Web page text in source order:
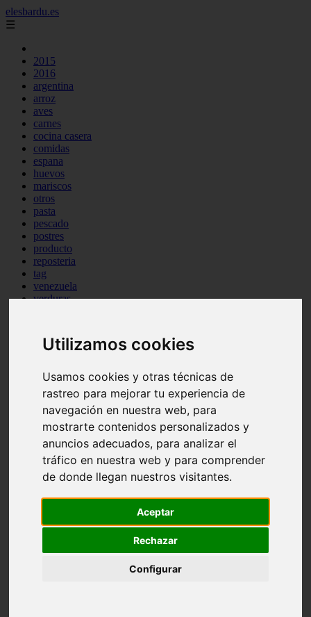
Utilizamos cookies
Usamos cookies y otras técnicas de
rastreo para mejorar tu experiencia de
navegación en nuestra web, para
mostrarte contenidos personalizados y
anuncios adecuados, para analizar el
tráfico en nuestra web y para comprender
de donde llegan nuestros visitantes.
Aceptar
Rechazar
Configurar
elesbardu.es
☰
2015
2016
argentina
arroz
aves
carnes
cocina casera
comidas
espana
huevos
mariscos
otros
pasta
pescado
postres
producto
reposteria
tag
venezuela
verduras
Teruel - sarrión
Cádiz - algodonales
Madrid - madrid
Asturias - oviedo
Cádiz - el-puerto-de-santa-maría
Asturias - aller
álava - vitoria-gasteiz
Málaga - marbella
Zaragoza - zaragoza
Barcelona - barcelona
Valencia - valencia
Toledo - seseña
Cantabria - val-de-san-vicente